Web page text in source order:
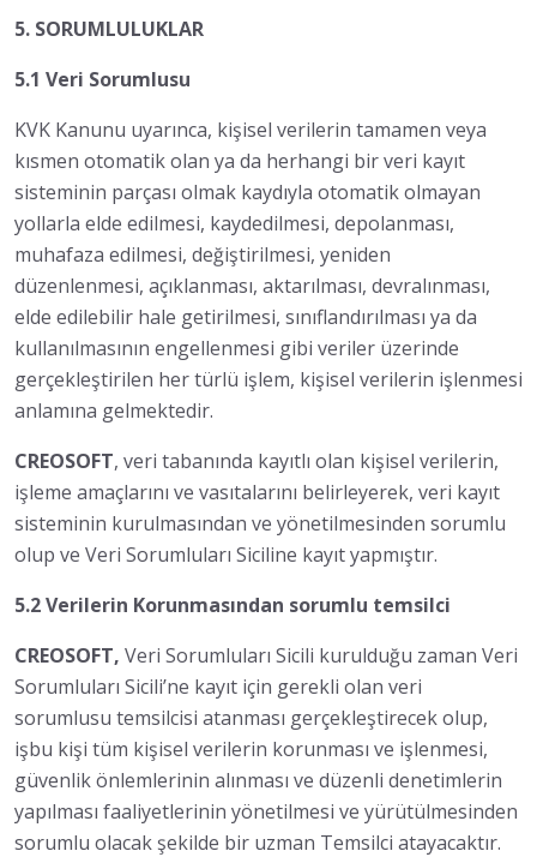
5. SORUMLULUKLAR
5.1 Veri Sorumlusu
KVK Kanunu uyarınca, kişisel verilerin tamamen veya
kısmen otomatik olan ya da herhangi bir veri kayıt
sisteminin parçası olmak kaydıyla otomatik olmayan
yollarla elde edilmesi, kaydedilmesi, depolanması,
muhafaza edilmesi, değiştirilmesi, yeniden
düzenlenmesi, açıklanması, aktarılması, devralınması,
elde edilebilir hale getirilmesi, sınıflandırılması ya da
kullanılmasının engellenmesi gibi veriler üzerinde
gerçekleştirilen her türlü işlem, kişisel verilerin işlenmesi
anlamına gelmektedir.
CREOSOFT, veri tabanında kayıtlı olan kişisel verilerin,
işleme amaçlarını ve vasıtalarını belirleyerek, veri kayıt
sisteminin kurulmasından ve yönetilmesinden sorumlu
olup ve Veri Sorumluları Siciline kayıt yapmıştır.
5.2 Verilerin Korunmasından sorumlu temsilci
CREOSOFT, Veri Sorumluları Sicili kurulduğu zaman Veri
Sorumluları Sicili’ne kayıt için gerekli olan veri
sorumlusu temsilcisi atanması gerçekleştirecek olup,
işbu kişi tüm kişisel verilerin korunması ve işlenmesi,
güvenlik önlemlerinin alınması ve düzenli denetimlerin
yapılması faaliyetlerinin yönetilmesi ve yürütülmesinden
sorumlu olacak şekilde bir uzman Temsilci atayacaktır.